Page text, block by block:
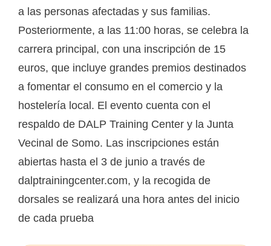
a las personas afectadas y sus familias.
Posteriormente, a las 11:00 horas, se celebra la
carrera principal, con una inscripción de 15
euros, que incluye grandes premios destinados
a fomentar el consumo en el comercio y la
hostelería local. El evento cuenta con el
respaldo de DALP Training Center y la Junta
Vecinal de Somo. Las inscripciones están
abiertas hasta el 3 de junio a través de
dalptrainingcenter.com, y la recogida de
dorsales se realizará una hora antes del inicio
de cada prueba